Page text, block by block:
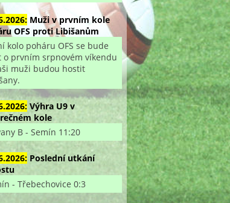
Muži v prvním kole
OFS proti Libišanům
kolo poháru OFS se bude
o prvním srpnovém víkendu
muži budou hostit
Výhra U9 v
kole
B - Semín 11:20
Poslední utkání
- Třebechovice 0:3